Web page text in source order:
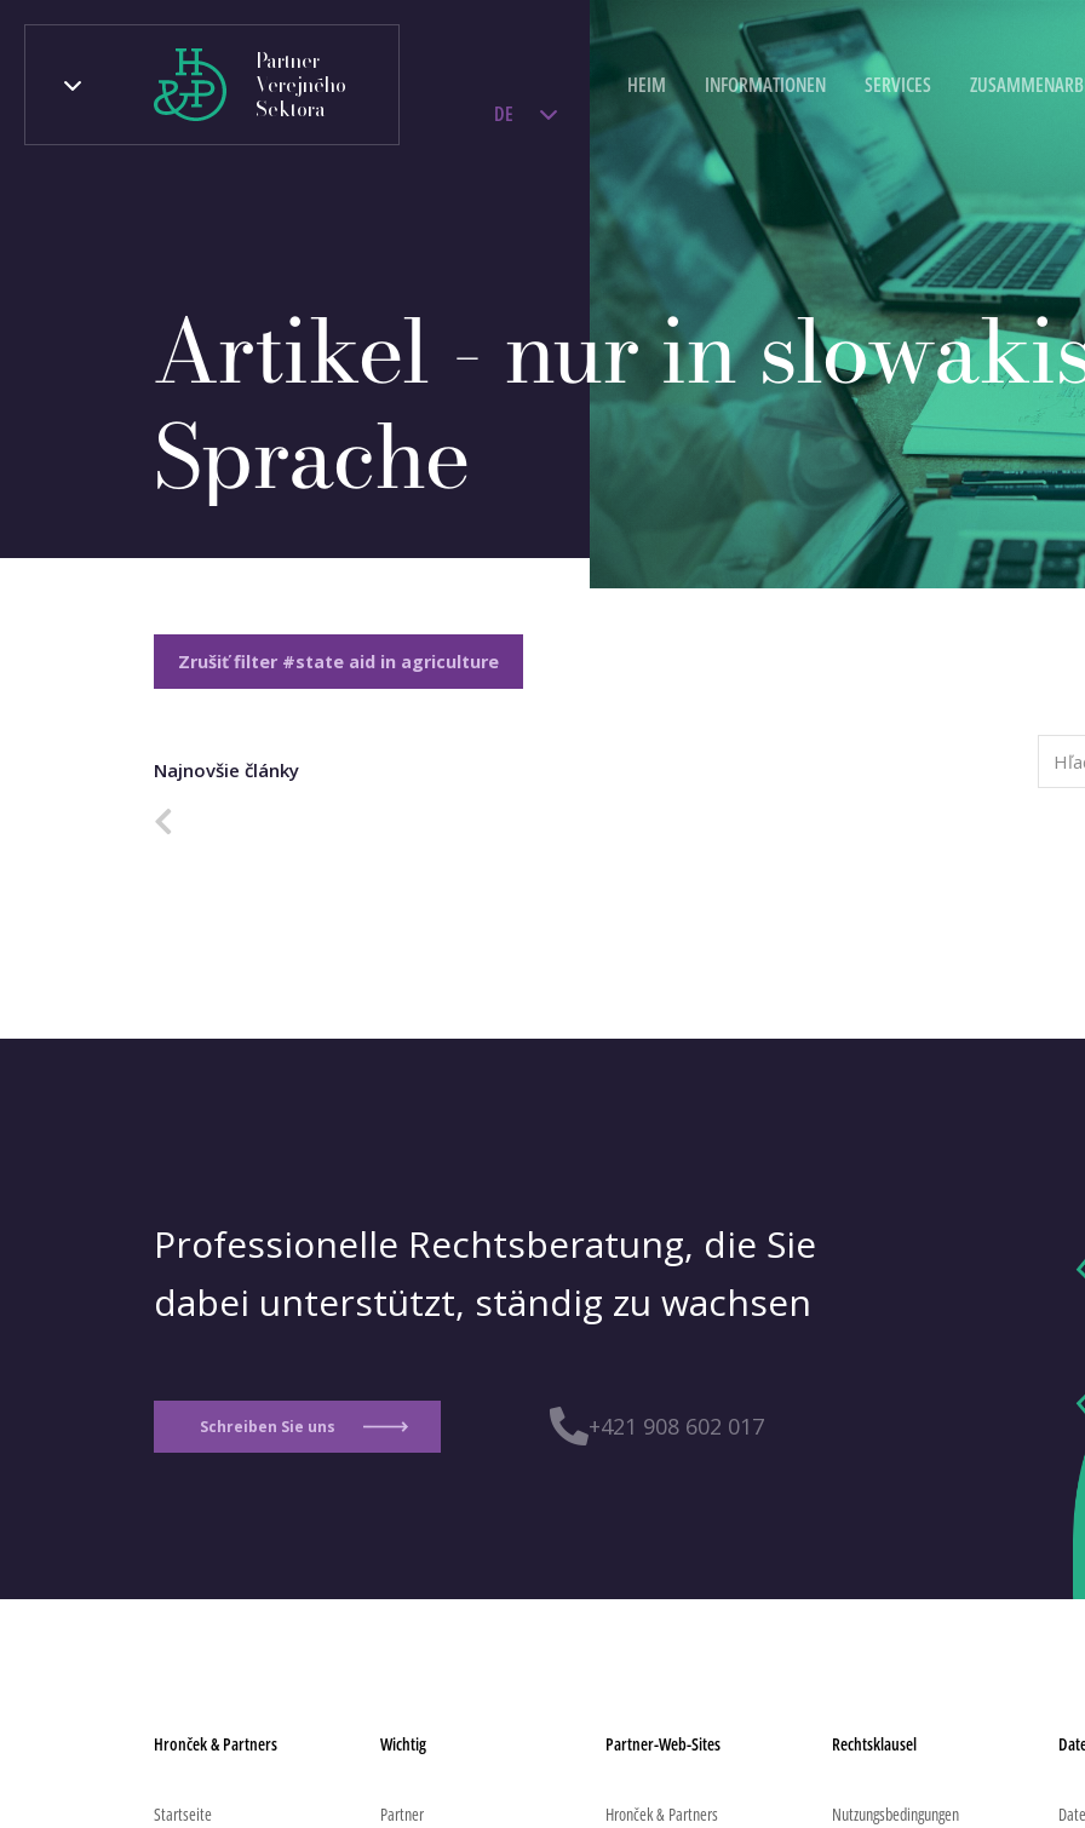
Partner
Verejného
Sektora
DE
HEIM INFORMATIONEN SERVICES
Artikel - nur in
Sprache
Zrušiť filter #state aid in agriculture
Najnovšie články
Professionelle Rechtsberatung, die Sie
dabei unterstützt, ständig zu wachsen
+421 908 602 017
Schreiben Sie uns
Hronček & Partners
Startseite
Wichtig
Partner
Partner-Web-Sites
Hronček & Partners
Rechtsklausel
Nutzungsbedingungen